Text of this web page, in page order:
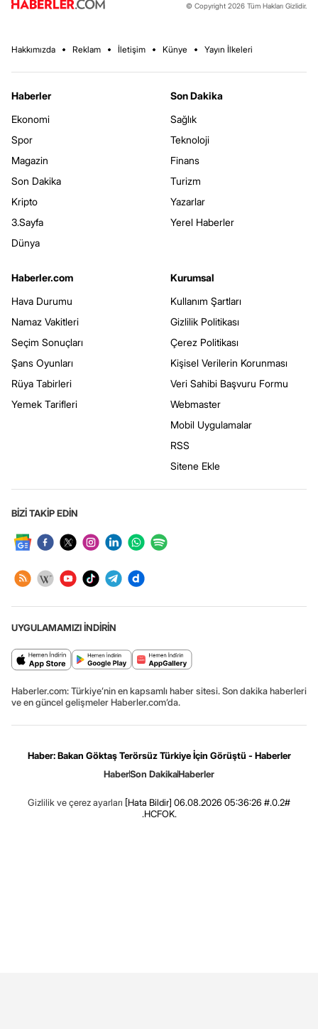
© Copyright 2026 Tüm Hakları Gizlidir.
Hakkımızda Reklam İletişim Künye Yayın İlkeleri
Haberler
Ekonomi
Spor
Magazin
Son Dakika
Kripto
3.Sayfa
Dünya
Son Dakika
Sağlık
Teknoloji
Finans
Turizm
Yazarlar
Yerel Haberler
Haberler.com
Hava Durumu
Namaz Vakitleri
Seçim Sonuçları
Şans Oyunları
Rüya Tabirleri
Yemek Tarifleri
Kurumsal
Kullanım Şartları
Gizlilik Politikası
Çerez Politikası
Kişisel Verilerin Korunması
Veri Sahibi Başvuru Formu
Webmaster
Mobil Uygulamalar
RSS
Sitene Ekle
BİZİ TAKİP EDİN
UYGULAMAMIZI İNDİRİN
Haberler.com: Türkiye’nin en kapsamlı haber sitesi. Son dakika haberleri
ve en güncel gelişmeler Haberler.com’da.
Haber: Bakan Göktaş Terörsüz Türkiye İçin Görüştü - Haberler
HaberSon DakikaHaberler
Gizlilik ve çerez ayarları [Hata Bildir] 06.08.2026 05:36:26 #.0.2#
.HCFOK.